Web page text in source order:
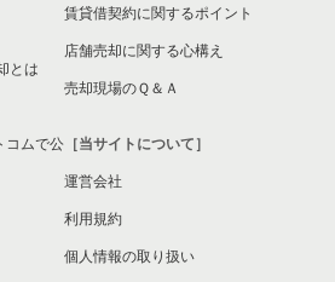
居抜き売却物件の案件一覧
抜き売却物件の案件一覧
売却物件の案件一覧
売却物件の案件一覧
とは
コムで公
賃貸借契約に関するポイント
店舗売却に関する心構え
売却現場のＱ＆Ａ
［当サイトについて］
運営会社
利用規約
個人情報の取り扱い